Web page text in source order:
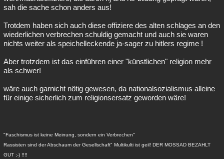
sah die sache schon anders aus!
Trotdem haben sich auch diese offiziere des alten schlages an den
wiederlichen verbrechen schuldig gemacht und auch sie waren
nichts weiter als speichelleckende ja-sager zu hitlers regime !
Aber trotzdem ist das einführen einer "künstlichen" religion mehr
als schwer!
wäre auch garnicht nötig gewesen, da nationalsozialismus alleine
für einige sicherlich zum religionsersatz geworden wäre!
"Faschismus ist keine Meinung, sondern ein Verbrechen"
Rassisten sind der Abschaum der Gesellschaft" Multikulti ist geil! DER MOSSAD BEZAHLT
GUT ;-) !!!!